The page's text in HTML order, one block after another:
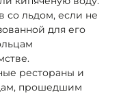
со льдом, если не
для его
рестораны и
прошедшим